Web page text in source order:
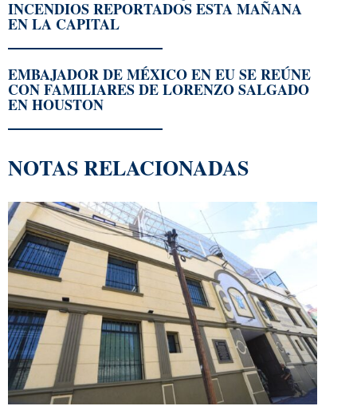
INCENDIOS REPORTADOS ESTA MAÑANA
EN LA CAPITAL
EMBAJADOR DE MÉXICO EN EU SE REÚNE
CON FAMILIARES DE LORENZO SALGADO
EN HOUSTON
NOTAS RELACIONADAS